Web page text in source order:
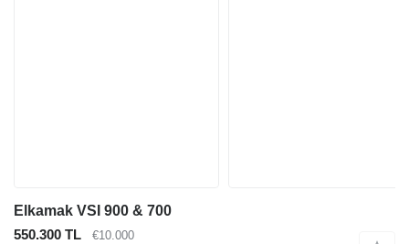
Elkamak VSI 900 & 700
550.300 TL
€10.000